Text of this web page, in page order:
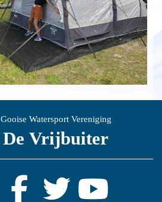
Gooise Watersport Vereniging
De Vrijbuiter